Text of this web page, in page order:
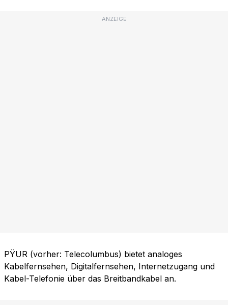
ANZEIGE
PŸUR (vorher: Telecolumbus) bietet analoges
Kabelfernsehen, Digitalfernsehen, Internetzugang und
Kabel-Telefonie über das Breitbandkabel an.